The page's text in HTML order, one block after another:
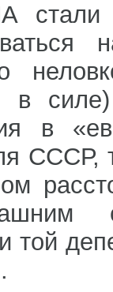
стали
в силе)
в
СССР,
той